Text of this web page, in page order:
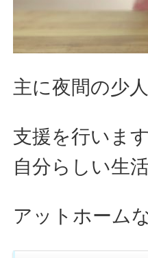
主に夜間の少
支援を行いま
自分らしい生
アットホーム